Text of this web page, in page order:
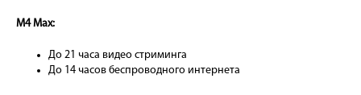
M4 Max:
До 21 часа видео стриминга
До 14 часов беспроводного интернета